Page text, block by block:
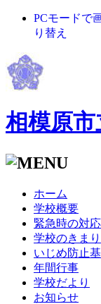
PCモードで
り替え
相模原
ホーム
学校概要
緊急時の対応
学校のきまり
いじめ防止
年間行事
学校だより
お知らせ